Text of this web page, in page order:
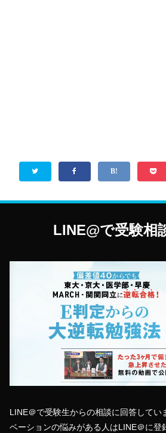
LINE@で受験相
LINE＠で受験生からの相談に回答してい
ベーションの悩みがある人はLINE＠に登